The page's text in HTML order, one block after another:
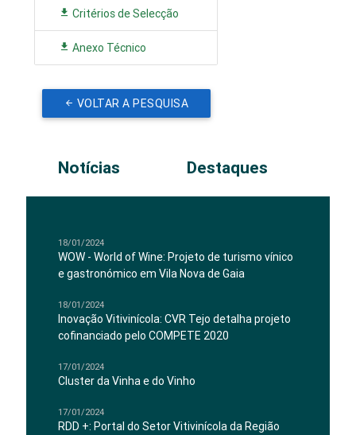
Critérios de Selecção
Anexo Técnico
VOLTAR A PESQUISA
Notícias Destaques
18/01/2024
WOW - World of Wine: Projeto de turismo vínico
e gastronómico em Vila Nova de Gaia
18/01/2024
Inovação Vitivinícola: CVR Tejo detalha projeto
cofinanciado pelo COMPETE 2020
17/01/2024
Cluster da Vinha e do Vinho
17/01/2024
RDD +: Portal do Setor Vitivinícola da Região